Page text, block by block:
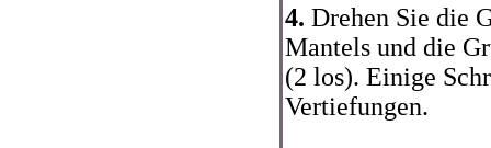
4. Drehen Sie die
Mantels und die
(2 los). Einige
Vertiefungen.